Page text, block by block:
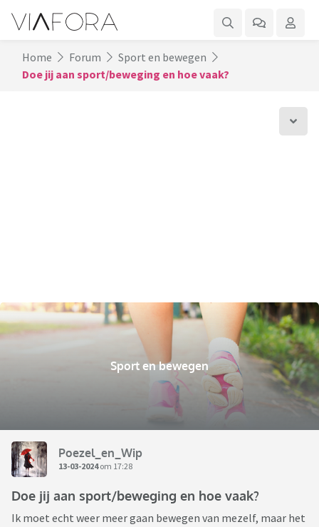
Home Forum
Sport en bewegen
Doe jij aan sport/beweging en hoe vaak?
Sport en bewegen
Poezel_en_Wip
13-03-2024om 17:28
Doe jij aan sport/beweging en hoe vaak?
Ik moet echt weer meer gaan bewegen van mezelf, maar het